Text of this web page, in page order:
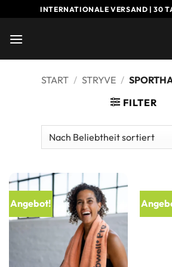
Inhalt
springen
INTERNATIONALE VERSAND | 30
START / STRYVE /
FILTER
Angebot!